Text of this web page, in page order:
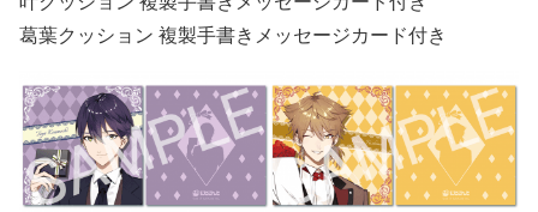
葛葉クッション 複製手書きメッセージカード付き